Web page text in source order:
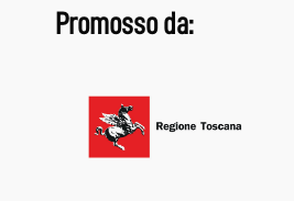
Promosso da: